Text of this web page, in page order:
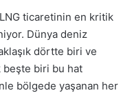
ticaretinin en kritik
Dünya deniz
dörtte biri ve
beşte biri bu hat
bölgede yaşanan her